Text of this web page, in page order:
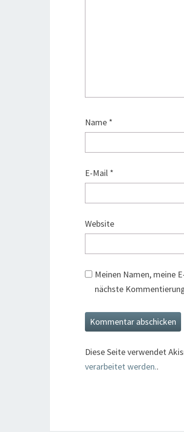
Name *
E-Mail *
Website
Meinen Namen, meine
nächste
Diese Seite verwendet
verarbeitet werden..